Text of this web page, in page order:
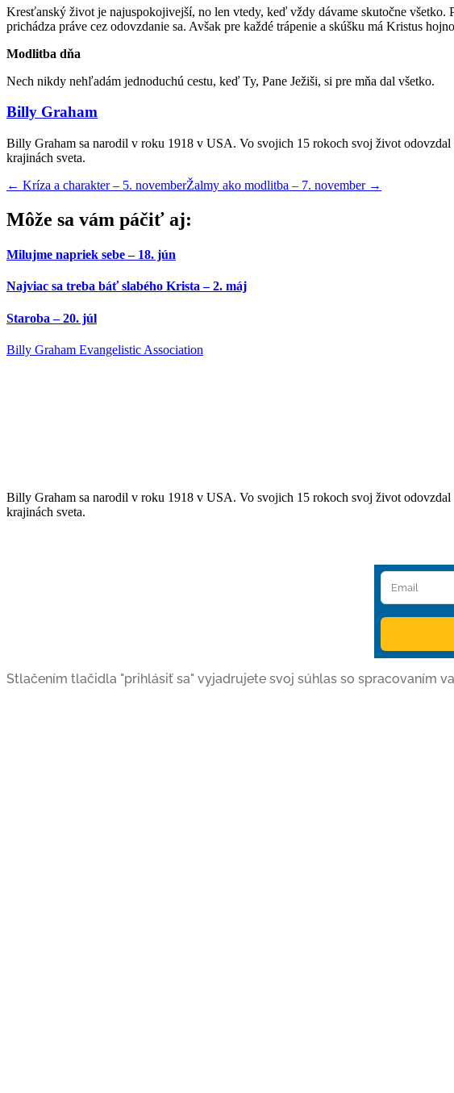
Kresťanský život je najuspokojivejší, no len vtedy, keď vždy dávame skutočne
prichádza práve cez odovzdanie sa. Avšak pre každé trápenie a skúšku má Kristus
Modlitba dňa
Nech nikdy nehľadám jednoduchú cestu, keď Ty, Pane Ježiši, si pre mňa dal všetko.
Billy Graham
Billy Graham sa narodil v roku 1918 v USA. Vo svojich 15 rokoch svoj život
krajinách sveta.
← Kríza a charakter – 5. novemberŽalmy ako modlitba – 7. november →
Môže sa vám páčiť aj:
Milujme napriek sebe – 18. jún
Najviac sa treba báť slabého Krista – 2. máj
Staroba – 20. júl
Billy Graham Evangelistic Association
Billy Graham sa narodil v roku 1918 v USA. Vo svojich 15 rokoch svoj život
krajinách sveta.
Stlačením tlačidla "prihlásiť sa" vyjadrujete svoj súhlas so spracovaním